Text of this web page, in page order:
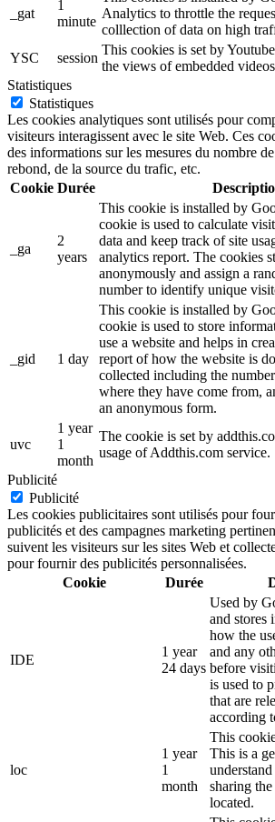
_gat
1
minute
Analytics to throttle the
colllection of data on high
YSC
session
This cookies is set by
the views of embedded
Statistiques
Statistiques
Les cookies analytiques sont utilisés pour
visiteurs interagissent avec le site Web. Ces
des informations sur les mesures du nombre
rebond, de la source du trafic, etc.
Cookie Durée
_ga
2
years
This cookie is installed by
cookie is used to calculate
data and keep track of site
analytics report. The cookies
anonymously and assign a
number to identify unique
_gid 1 day
This cookie is installed by
cookie is used to store
use a website and helps in
report of how the website is
collected including the
where they have come from,
an anonymous form.
uvc
1 year
1
month
The cookie is set by
usage of Addthis.com service.
Publicité
Publicité
Les cookies publicitaires sont utilisés pour
publicités et des campagnes marketing
suivent les visiteurs sur les sites Web et
pour fournir des publicités personnalisées.
Cookie
Durée
IDE
1 year
24 days
Used by
and stores
how the
and any
before
is used to
that are
according
loc
1 year
1
month
This
This is a
sharing
located.